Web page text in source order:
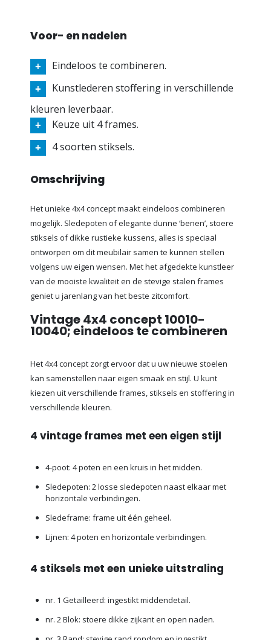
Voor- en nadelen
Eindeloos te combineren.
Kunstlederen stoffering in verschillende
kleuren leverbaar.
Keuze uit 4 frames.
4 soorten stiksels.
Omschrijving
Het unieke 4x4 concept maakt eindeloos combineren
mogelijk. Sledepoten of elegante dunne ‘benen’, stoere
stiksels of dikke rustieke kussens, alles is speciaal
ontworpen om dit meubilair samen te kunnen stellen
volgens uw eigen wensen. Met het afgedekte kunstleer
van de mooiste kwaliteit en de stevige stalen frames
geniet u jarenlang van het beste zitcomfort.
Vintage 4x4 concept 10010-
10040; eindeloos te combineren
Het 4x4 concept zorgt ervoor dat u uw nieuwe stoelen
kan samenstellen naar eigen smaak en stijl. U kunt
kiezen uit verschillende frames, stiksels en stoffering in
verschillende kleuren.
4 vintage frames met een eigen stijl
4-poot: 4 poten en een kruis in het midden.
Sledepoten: 2 losse sledepoten naast elkaar met
horizontale verbindingen.
Sledeframe: frame uit één geheel.
Lijnen: 4 poten en horizontale verbindingen.
4 stiksels met een unieke uitstraling
nr. 1 Getailleerd: ingestikt middendetail.
nr. 2 Blok: stoere dikke zijkant en open naden.